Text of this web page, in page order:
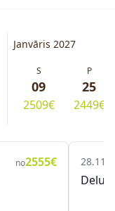
Janvāris 2027
S
09
2509€
P
25
2449€
no2555€